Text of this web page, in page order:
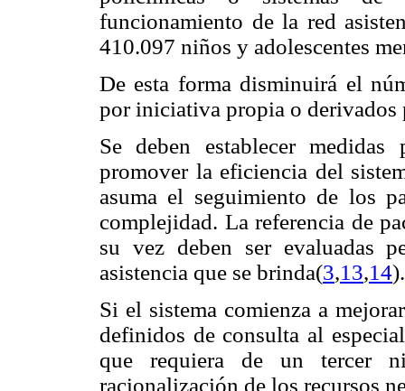
funcionamiento de la red
410.097 niños y adolescentes
De esta forma disminuirá el
por iniciativa propia o
Se deben establecer
promover la eficiencia del
asuma el seguimiento de los
complejidad. La referencia de
su vez deben ser evaluadas
asistencia que se brinda(3,13,14
Si el sistema comienza a
definidos de consulta al
que requiera de un tercer
racionalización de los recursos